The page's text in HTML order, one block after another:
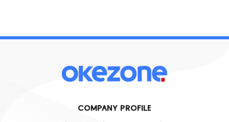
COMPANY PROFILE